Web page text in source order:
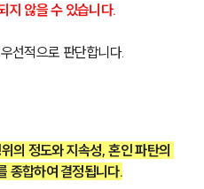
지 않을 수 있습니다.
선적으로 판단합니다.
의 정도와 지속성, 혼인 파탄의
종합하여 결정됩니다.